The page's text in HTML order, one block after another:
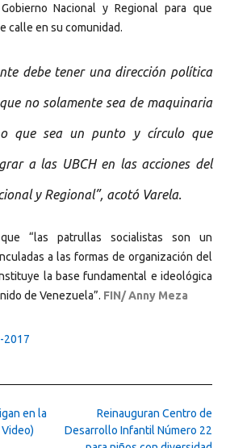
Nacional y Regional para que
calle en su comunidad.
debe tener una dirección política
no solamente sea de maquinaria
que sea un punto y círculo que
a las UBCH en las acciones del
y Regional”, acotó Varela.
“las patrullas socialistas son un
a las formas de organización del
la base fundamental e ideológica
de Venezuela”. FIN/ Anny Meza
2017
Reinauguran Centro de
Desarrollo Infantil Número 22
en la